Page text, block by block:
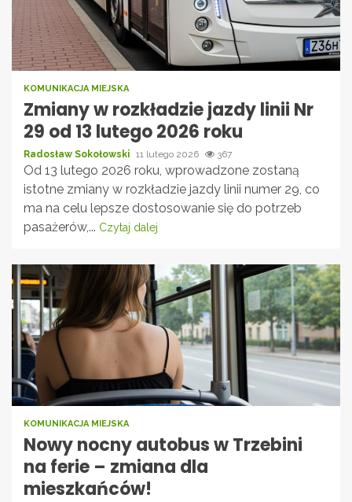
KOMUNIKACJA MIEJSKA
Zmiany w rozkładzie jazdy linii Nr
29 od 13 lutego 2026 roku
Radosław Sokołowski 11 lutego 2026 367
Od 13 lutego 2026 roku, wprowadzone zostaną
istotne zmiany w rozkładzie jazdy linii numer 29, co
ma na celu lepsze dostosowanie się do potrzeb
pasażerów,... Czytaj dalej
KOMUNIKACJA MIEJSKA
Nowy nocny autobus w Trzebini
na ferie – zmiana dla
mieszkańców!